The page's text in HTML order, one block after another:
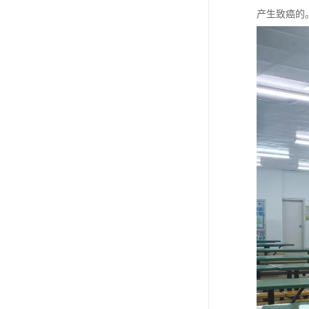
产生致癌的